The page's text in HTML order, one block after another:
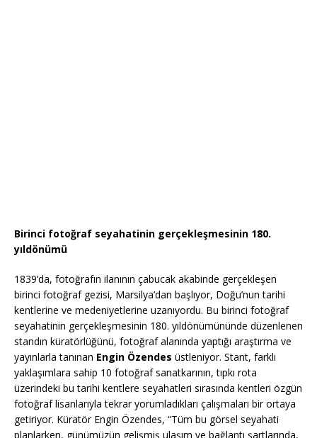
Birinci fotoğraf seyahatinin gerçekleşmesinin 180.
yıldönümü
1839’da, fotoğrafın ilanının çabucak akabinde gerçekleşen
birinci fotoğraf gezisi, Marsilya’dan başlıyor, Doğu’nun tarihi
kentlerine ve medeniyetlerine uzanıyordu. Bu birinci fotoğraf
seyahatinin gerçekleşmesinin 180. yıldönümününde düzenlenen
standın küratörlüğünü, fotoğraf alanında yaptığı araştırma ve
yayınlarla tanınan Engin Özendes üstleniyor. Stant, farklı
yaklaşımlara sahip 10 fotoğraf sanatkarının, tıpkı rota
üzerindeki bu tarihi kentlere seyahatleri sırasında kentleri özgün
fotoğraf lisanlarıyla tekrar yorumladıkları çalışmaları bir ortaya
getiriyor. Küratör Engin Özendes, “Tüm bu görsel seyahati
planlarken, günümüzün gelişmiş ulaşım ve bağlantı şartlarında,